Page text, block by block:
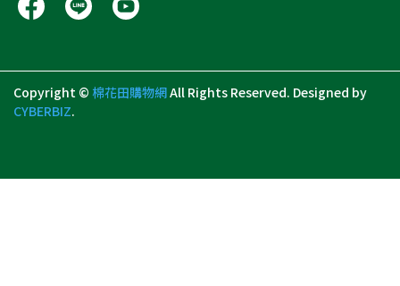
Copyright © 棉花田購物網All Rights Reserved. Designed by
CYBERBIZ.